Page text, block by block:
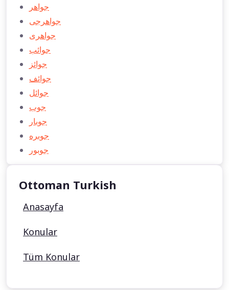
جواهر
جواهرجی
جواهری
جوائب
جوائز
جوائف
جوائل
جوب
جوبار
جوبره
جوبور
Ottoman Turkish
Anasayfa
Konular
Tüm Konular